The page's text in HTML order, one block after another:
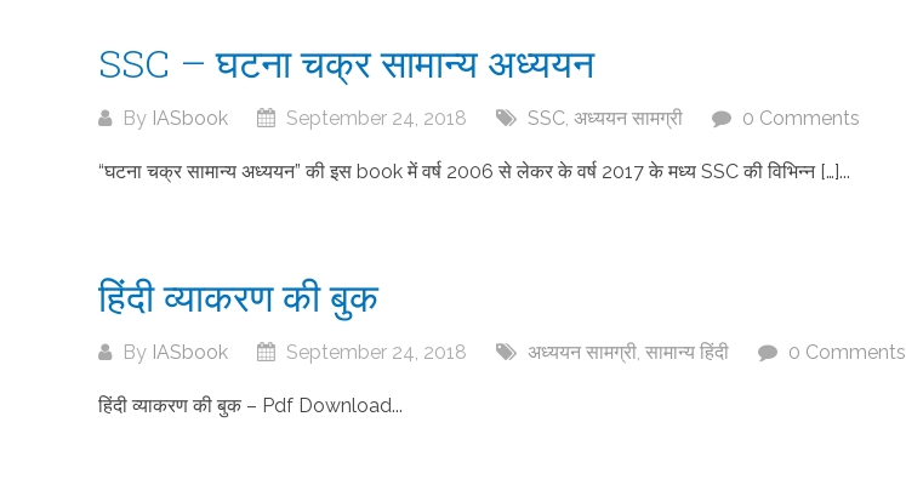
SSC – घटना चक्र सामान्य अध्ययन
By IASbook September 24, 2018 SSC अध्ययन सामग्री 0 Comments
“घटना चक्र सामान्य अध्ययन” की इस book में वर्ष 2006 से लेकर के वर्ष 2017 के मध्य SSC की विभिन्न […]...
हिंदी व्याकरण की बुक
By IASbook September 24, 2018 अध्ययन सामग्री सामान्य हिंदी 0 Comments
हिंदी व्याकरण की बुक – Pdf Download...